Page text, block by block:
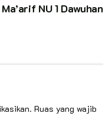
NU 1 Dawuhan
Ruas yang wajib